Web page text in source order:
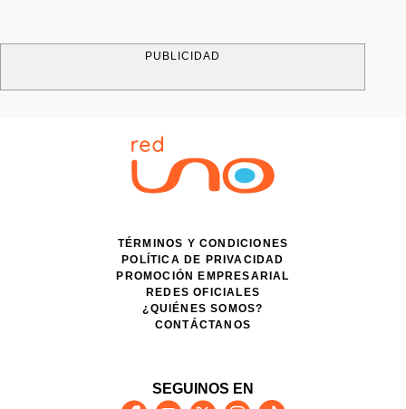
PUBLICIDAD
TÉRMINOS Y CONDICIONES
POLÍTICA DE PRIVACIDAD
PROMOCIÓN EMPRESARIAL
REDES OFICIALES
¿QUIÉNES SOMOS?
CONTÁCTANOS
SEGUINOS EN